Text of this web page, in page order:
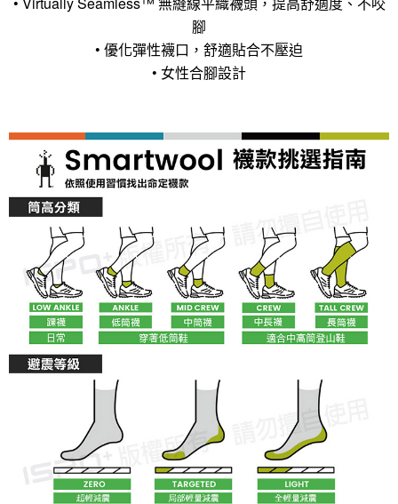
腳
• 優化彈性襪口，舒適貼合不壓迫
• 女性合腳設計